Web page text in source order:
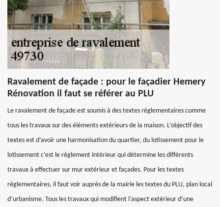
Ravalement de façade : pour le façadier Hemery
Rénovation il faut se référer au PLU
Le ravalement de façade est soumis à des textes réglementaires comme
tous les travaux sur des éléments extérieurs de la maison. L’objectif des
textes est d’avoir une harmonisation du quartier, du lotissement pour le
lotissement c’est le règlement intérieur qui détermine les différents
travaux à effectuer sur mur extérieur et façades. Pour les textes
réglementaires, il faut voir auprès de la mairie les textes du PLU, plan local
d’urbanisme. Tous les travaux qui modifient l’aspect extérieur d’une